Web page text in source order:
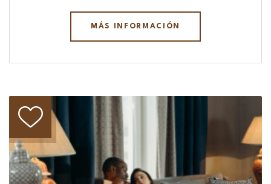
MÁS INFORMACIÓN